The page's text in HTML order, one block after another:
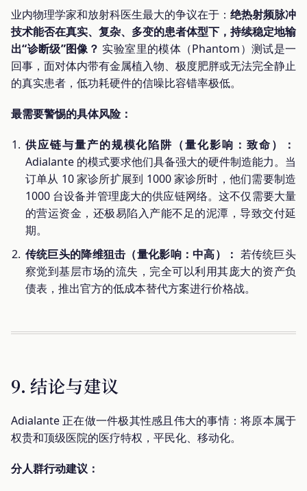
业内物理学家和放射科医生最大的争议在于： 绝热射频脉冲
技术能否在真实、复杂、多变的患者体型下，持续稳定地输
出“诊断级”图像？ 实验室里的模体（Phantom）测试是一
回事，面对体内带有金属植入物、极度肥胖或无法完全静止
的真实患者，低功耗硬件的信噪比容错率极低。
最需要警惕的具体风险：
供应链与量产的规模化陷阱（量化影响：致命）：
Adialante 的模式要求他们具备强大的硬件制造能力。当
订单从 10 家诊所扩展到 1000 家诊所时，他们需要制造
1000 台设备并管理庞大的供应链网络。这不仅需要大量
的营运资金，还极易陷入产能不足的泥潭，导致交付延
期。
传统巨头的降维狙击（量化影响：中高）： 若传统巨头
察觉到基层市场的流失，完全可以利用其庞大的资产负
债表，推出官方的低成本替代方案进行价格战。
9. 结论与建议
Adialante 正在做一件极其性感且伟大的事情：将原本属于
权贵和顶级医院的医疗特权，平民化、移动化。
分人群行动建议：